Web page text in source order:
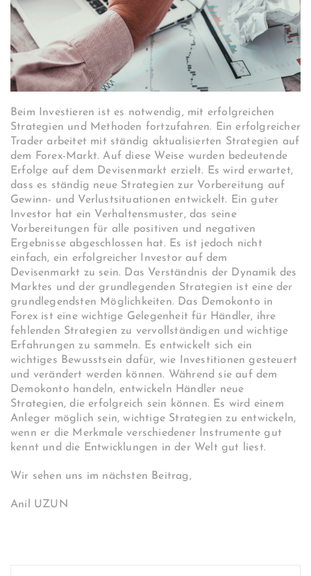
Beim Investieren ist es notwendig, mit erfolgreichen
Strategien und Methoden fortzufahren. Ein erfolgreicher
Trader arbeitet mit ständig aktualisierten Strategien auf
dem Forex-Markt. Auf diese Weise wurden bedeutende
Erfolge auf dem Devisenmarkt erzielt. Es wird erwartet,
dass es ständig neue Strategien zur Vorbereitung auf
Gewinn- und Verlustsituationen entwickelt. Ein guter
Investor hat ein Verhaltensmuster, das seine
Vorbereitungen für alle positiven und negativen
Ergebnisse abgeschlossen hat. Es ist jedoch nicht
einfach, ein erfolgreicher Investor auf dem
Devisenmarkt zu sein. Das Verständnis der Dynamik des
Marktes und der grundlegenden Strategien ist eine der
grundlegendsten Möglichkeiten. Das Demokonto in
Forex ist eine wichtige Gelegenheit für Händler, ihre
fehlenden Strategien zu vervollständigen und wichtige
Erfahrungen zu sammeln. Es entwickelt sich ein
wichtiges Bewusstsein dafür, wie Investitionen gesteuert
und verändert werden können. Während sie auf dem
Demokonto handeln, entwickeln Händler neue
Strategien, die erfolgreich sein können. Es wird einem
Anleger möglich sein, wichtige Strategien zu entwickeln,
wenn er die Merkmale verschiedener Instrumente gut
kennt und die Entwicklungen in der Welt gut liest.
Wir sehen uns im nächsten Beitrag,
Anil UZUN